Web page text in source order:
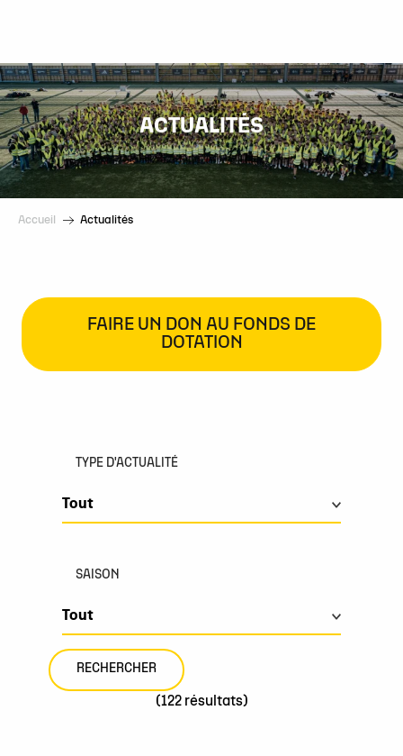
principal
ACTUALITÉS
Accueil Actualités
FAIRE UN DON AU FONDS DE
DOTATION
TYPE D'ACTUALITÉ
SAISON
(122 résultats)